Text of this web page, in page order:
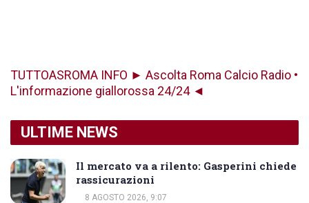
TUTTOASROMA INFO ► Ascolta Roma Calcio Radio •
L'informazione giallorossa 24/24 ◄
ULTIME NEWS
Il mercato va a rilento: Gasperini chiede
rassicurazioni
8 AGOSTO 2026, 9:07